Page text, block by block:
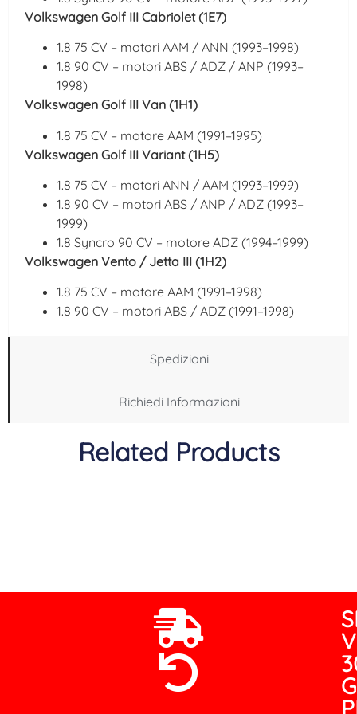
Spedizioni
Richiedi Informazioni
Volkswagen Golf III Cabriolet (1E7)
1.8 75 CV – motori AAM / ANN (1993–1998)
1.8 90 CV – motori ABS / ADZ / ANP (1993–
1998)
Volkswagen Golf III Van (1H1)
1.8 75 CV – motore AAM (1991–1995)
Volkswagen Golf III Variant (1H5)
1.8 75 CV – motori ANN / AAM (1993–1999)
1.8 90 CV – motori ABS / ANP / ADZ (1993–
1999)
1.8 Syncro 90 CV – motore ADZ (1994–1999)
Volkswagen Vento / Jetta III (1H2)
1.8 75 CV – motore AAM (1991–1998)
1.8 90 CV – motori ABS / ADZ (1991–1998)
Related Products